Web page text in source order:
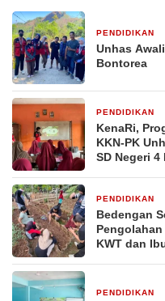
PENDIDIKAN
Unhas
Bontorea
PENDIDIKAN
KenaRi,
KKN-PK
SD Negeri
PENDIDIKAN
Bedengan
KWT dan
PENDIDIKAN